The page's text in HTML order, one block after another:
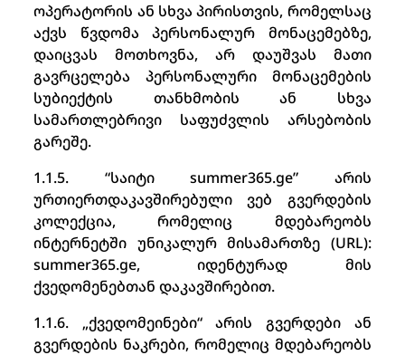
ოპერატორის ან სხვა პირისთვის, რომელსაც
აქვს წვდომა პერსონალურ მონაცემებზე,
დაიცვას მოთხოვნა, არ დაუშვას მათი
გავრცელება პერსონალური მონაცემების
სუბიექტის თანხმობის ან სხვა
სამართლებრივი საფუძვლის არსებობის
გარეშე.
1.1.5. “საიტი summer365.ge” არის
ურთიერთდაკავშირებული ვებ გვერდების
კოლექცია, რომელიც მდებარეობს
ინტერნეტში უნიკალურ მისამართზე (URL):
summer365.ge, იდენტურად მის
ქვედომენებთან დაკავშირებით.
1.1.6. „ქვედომეინები“ არის გვერდები ან
გვერდების ნაკრები, რომელიც მდებარეობს